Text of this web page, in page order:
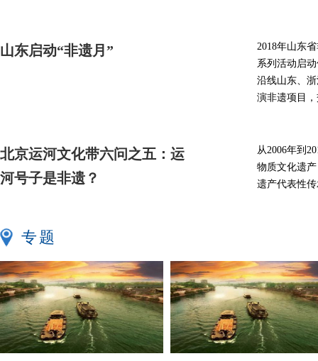
山东启动“非遗月”
2018年山东
系列活动启
沿线山东、
演非遗项目
北京运河文化带六问之五：运
河号子是非遗？
从2006年到
物质文化遗
遗产代表性
专题